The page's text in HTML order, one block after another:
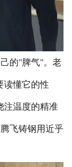
的"脾气"。老
读懂它的性
注温度的精准
飞铸钢用近乎